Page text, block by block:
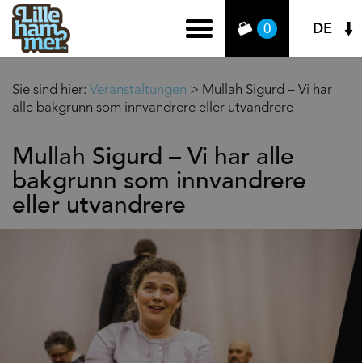
0 DE
Sie sind hier: Veranstaltungen > Mullah Sigurd – Vi har
alle bakgrunn som innvandrere eller utvandrere
Mullah Sigurd – Vi har alle
bakgrunn som innvandrere
eller utvandrere